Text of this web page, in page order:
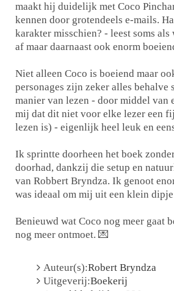
maakt hij duidelijk met Coco
kennen door grotendeels e-mails.
karakter misschien? - leest soms
af maar daarnaast ook enorm
Niet alleen Coco is boeiend maar
personages zijn zeker alles behalve
manier van lezen - door middel
mij dat dit niet voor elke lezer een
lezen is) - eigenlijk heel leuk en
Ik sprintte doorheen het boek
doorhad, dankzij die setup en
van Robbert Bryndza. Ik genoot
was ideaal om mij uit een klein
Benieuwd wat Coco nog meer gaat
nog meer ontmoet. 💌
Auteur(s):Robert Bryndza
Uitgeverij:Boekerij